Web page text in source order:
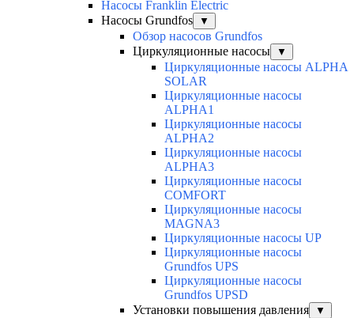
Насосы Franklin Electric
Насосы Grundfos
▼
Обзор насосов Grundfos
Циркуляционные насосы
▼
Циркуляционные насосы ALPHA
SOLAR
Циркуляционные насосы
ALPHA1
Циркуляционные насосы
ALPHA2
Циркуляционные насосы
ALPHA3
Циркуляционные насосы
COMFORT
Циркуляционные насосы
MAGNA3
Циркуляционные насосы UP
Циркуляционные насосы
Grundfos UPS
Циркуляционные насосы
Grundfos UPSD
Установки повышения давления
▼